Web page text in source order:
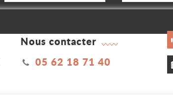
Nous contacter
05 62 18 71 40